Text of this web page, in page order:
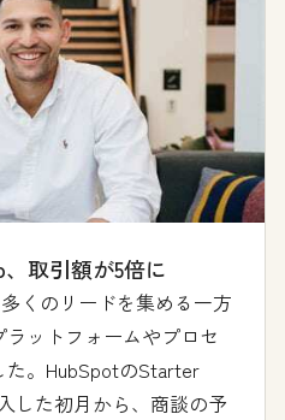
取引額が5倍に
くのリードを集める一方
ットフォームやプロセ
た。HubSpotのStarter
した初月から、商談の予